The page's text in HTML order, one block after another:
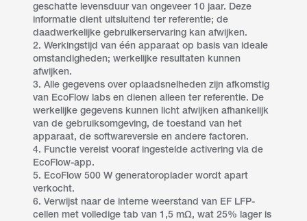
geschatte levensduur van ongeveer 10 jaar. Deze
informatie dient uitsluitend ter referentie; de
daadwerkelijke gebruikerservaring kan afwijken.
2. Werkingstijd van één apparaat op basis van ideale
omstandigheden; werkelijke resultaten kunnen
afwijken.
3. Alle gegevens over oplaadsnelheden zijn afkomstig
van EcoFlow labs en dienen alleen ter referentie. De
werkelijke gegevens kunnen licht afwijken afhankelijk
van de gebruiksomgeving, de toestand van het
apparaat, de softwareversie en andere factoren.
4. Functie vereist vooraf ingestelde activering via de
EcoFlow-app.
5. EcoFlow 500 W generatoroplader wordt apart
verkocht.
6. Verwijst naar de interne weerstand van EF LFP-
cellen met volledige tab van 1,5 mΩ, wat 25% lager is